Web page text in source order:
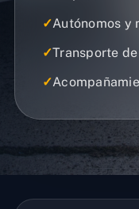
✓Autónomos y
✓Transporte
✓